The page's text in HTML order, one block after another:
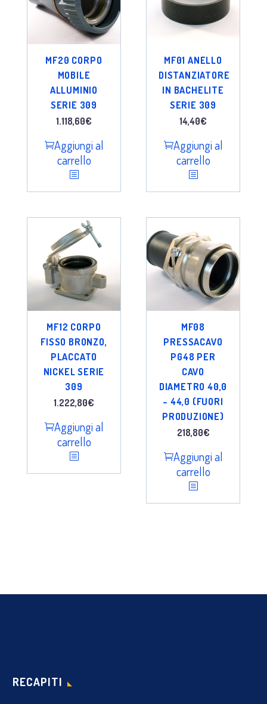
MF20 CORPO
MOBILE
ALLUMINIO
SERIE 309
1.118,60€
Aggiungi al
carrello
MF01 ANELLO
DISTANZIATORE
IN BACHELITE
SERIE 309
14,40€
Aggiungi al
carrello
MF12 CORPO
FISSO BRONZO,
PLACCATO
NICKEL SERIE
309
1.222,80€
Aggiungi al
carrello
MF08
PRESSACAVO
PG48 PER
CAVO
DIAMETRO 40,0
– 44,0 (FUORI
PRODUZIONE)
218,80€
Aggiungi al
carrello
RECAPITI